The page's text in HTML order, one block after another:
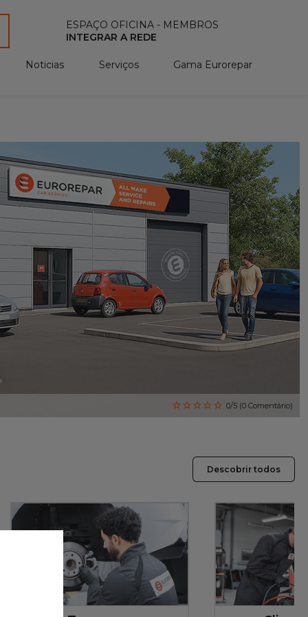
ESPAÇO OFICINA - MEMBROS
INTEGRAR A REDE
Noticias Serviços Gama Eurorepar
0/5 (0 Comentário)
Descobrir todos